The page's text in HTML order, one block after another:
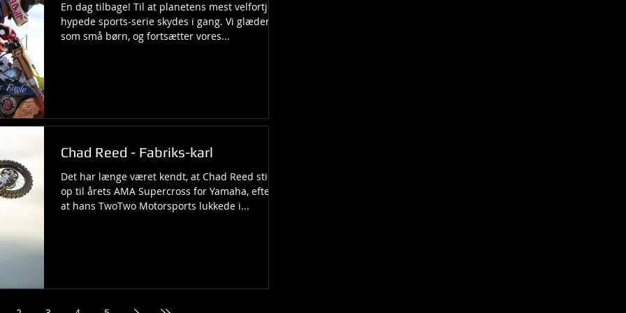
En dag tilbage! Til at planetens mest velfortjent
hypede sports-serie skydes i gang. Vi glæder os
som små børn, og fortsætter vores...
Chad Reed - Fabriks-karl
Det har længe været kendt, at Chad Reed stiller
op til årets AMA Supercross for Yamaha, efter
at hans TwoTwo Motorsports lukkede i...